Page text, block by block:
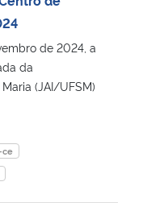
de 2024, a
da
(JAI/UFSM)
ce